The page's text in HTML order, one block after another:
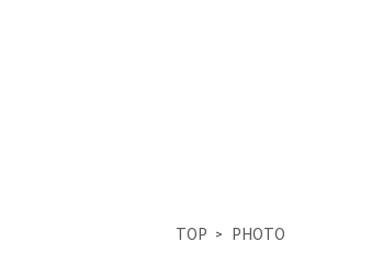
TOP PHOTO